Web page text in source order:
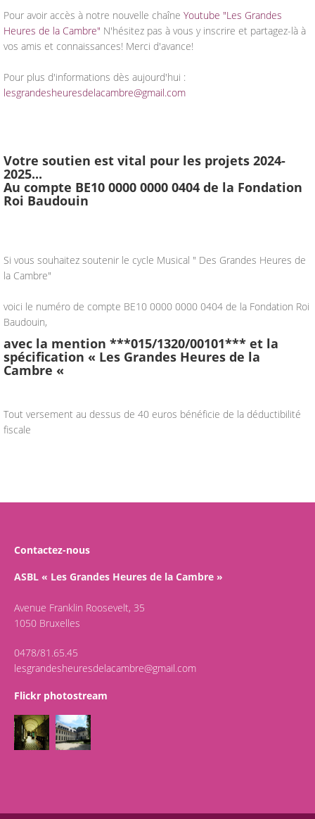
Pour avoir accès à notre nouvelle chaîne Youtube "Les Grandes
Heures de la Cambre" N'hésitez pas à vous y inscrire et partagez-là à
vos amis et connaissances! Merci d'avance!
Pour plus d'informations dès aujourd'hui :
lesgrandesheuresdelacambre@gmail.com
Votre soutien est vital pour les projets 2024-
2025...
Au compte BE10 0000 0000 0404 de la Fondation
Roi Baudouin
Si vous souhaitez soutenir le cycle Musical " Des Grandes Heures de
la Cambre"
voici le numéro de compte BE10 0000 0000 0404 de la Fondation Roi
Baudouin,
avec la mention ***015/1320/00101*** et la
spécification « Les Grandes Heures de la
Cambre «
Tout versement au dessus de 40 euros bénéficie de la déductibilité
fiscale
Contactez-nous
ASBL « Les Grandes Heures de la Cambre »
Avenue Franklin Roosevelt, 35
1050 Bruxelles
0478/81.65.45
lesgrandesheuresdelacambre@gmail.com
Flickr photostream